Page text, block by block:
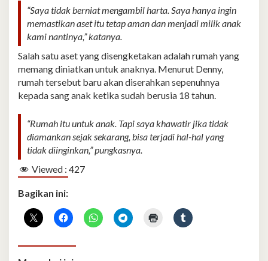
“Saya tidak berniat mengambil harta. Saya hanya ingin
memastikan aset itu tetap aman dan menjadi milik anak
kami nantinya,” katanya.
Salah satu aset yang disengketakan adalah rumah yang
memang diniatkan untuk anaknya. Menurut Denny,
rumah tersebut baru akan diserahkan sepenuhnya
kepada sang anak ketika sudah berusia 18 tahun.
“Rumah itu untuk anak. Tapi saya khawatir jika tidak
diamankan sejak sekarang, bisa terjadi hal-hal yang
tidak diinginkan,” pungkasnya.
Viewed : 427
Bagikan ini: